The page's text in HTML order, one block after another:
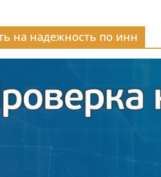
на надежность по инн